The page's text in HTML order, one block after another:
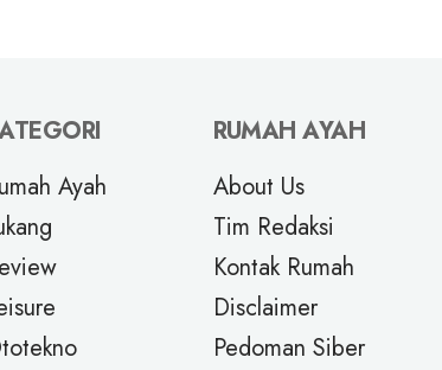
Ayah
RUMAH AYAH
About Us
Tim Redaksi
Kontak Rumah
Disclaimer
Pedoman Siber